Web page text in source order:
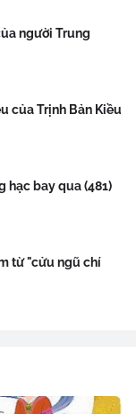
người Trung
của Trịnh Bản Kiều
hạc bay qua (481)
từ "cửu ngũ chí